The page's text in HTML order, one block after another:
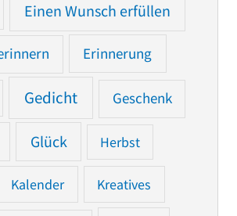
Einen Wunsch erfüllen
Erinnerung
Gedicht Geschenk
Glück Herbst
Kalender Kreatives